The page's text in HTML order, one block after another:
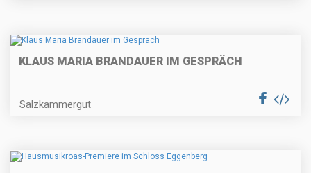
KLAUS MARIA BRANDAUER IM GESPRÄCH
Salzkammergut